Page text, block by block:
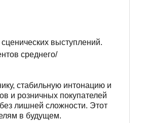
выступлений.
среднего/
стабильную интонацию и
и розничных покупателей
лишней сложности. Этот
в будущем.